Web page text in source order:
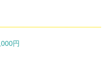
円